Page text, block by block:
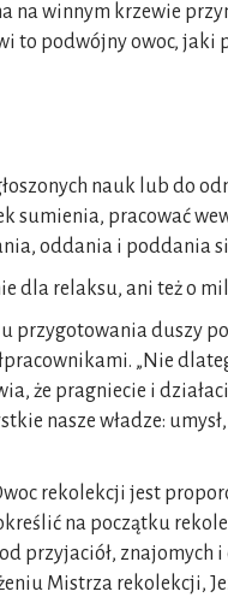
na winnym krzewie
to podwójny owoc,
nauk lub do
pracować
oddania i poddania
dla relaksu, ani też o
przygotowania duszy
„Nie
że pragniecie i
nasze władze:
rekolekcji jest
na początku
przyjaciół, znajomych
Mistrza rekolekcji,